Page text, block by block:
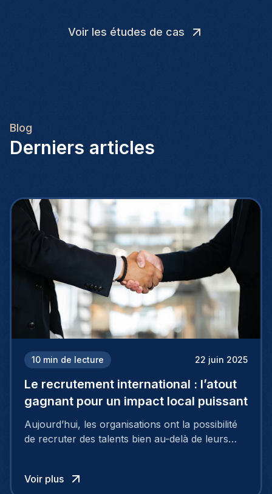
Voir les études de cas
Blog
Derniers articles
10 min de lecture 22 juin 2025
Le recrutement international : l’atout
gagnant pour un impact local puissant
Aujourd’hui, les organisations ont la possibilité
de recruter des talents bien au-delà de leurs
recrutement international.
Voir plus